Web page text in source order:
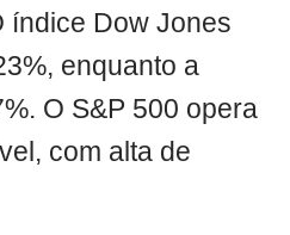
índice Dow Jones
enquanto a
O S&P 500 opera
com alta de